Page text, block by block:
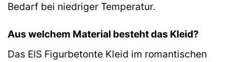
Bedarf bei niedriger Temperatur.
Aus welchem Material besteht das Kleid?
Das EIS Figurbetonte Kleid im romantischen